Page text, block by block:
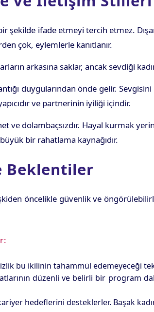
şekilde ifade etmeyi tercih etmez.
çok, eylemlerle kanıtlanır.
arkasına saklar, ancak sevdiği
duygularından önde gelir.
ve partnerinin iyiliği içindir.
ve dolambaçsızdır. Hayal kurmak
bir rahatlama kaynağıdır.
Beklentiler
öncelikle güvenlik ve
bu ikilinin tahammül edemeyeceği
düzenli ve belirli bir program
hedeflerini desteklerler. Başak